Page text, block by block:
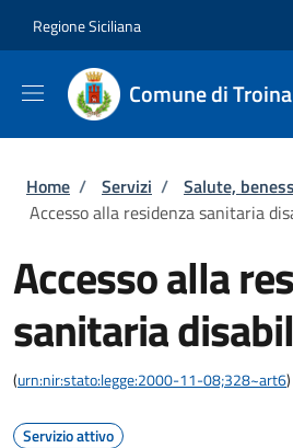
Regione Siciliana
Comune di Troina
Briciole di pane
Home / Servizi / Salute,
Accesso alla residenza sanitaria
Accesso alla
sanitaria
(urn:nir:stato:legge:2000-11-08;328~art6)
Servizio attivo